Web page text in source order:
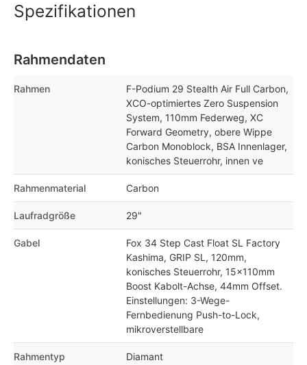
Spezifikationen
Rahmendaten
Rahmen
F-Podium 29 Stealth Air Full Carbon,
XCO-optimiertes Zero Suspension
System, 110mm Federweg, XC
Forward Geometry, obere Wippe
Carbon Monoblock, BSA Innenlager,
konisches Steuerrohr, innen ve
Rahmenmaterial Carbon
Laufradgröße 29"
Gabel
Fox 34 Step Cast Float SL Factory
Kashima, GRIP SL, 120mm,
konisches Steuerrohr, 15x110mm
Boost Kabolt-Achse, 44mm Offset.
Einstellungen: 3-Wege-
Fernbedienung Push-to-Lock,
mikroverstellbare
Rahmentyp Diamant